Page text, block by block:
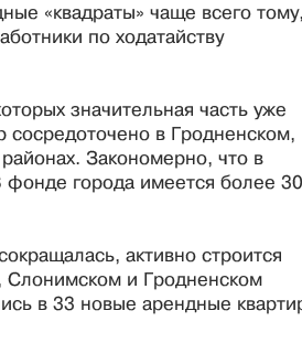
«квадраты» чаще всего тому,
по ходатайству
значительная часть уже
сосредоточено в Гродненском,
Закономерно, что в
города имеется более
активно строится
Слонимском и Гродненском
в 33 новые арендные